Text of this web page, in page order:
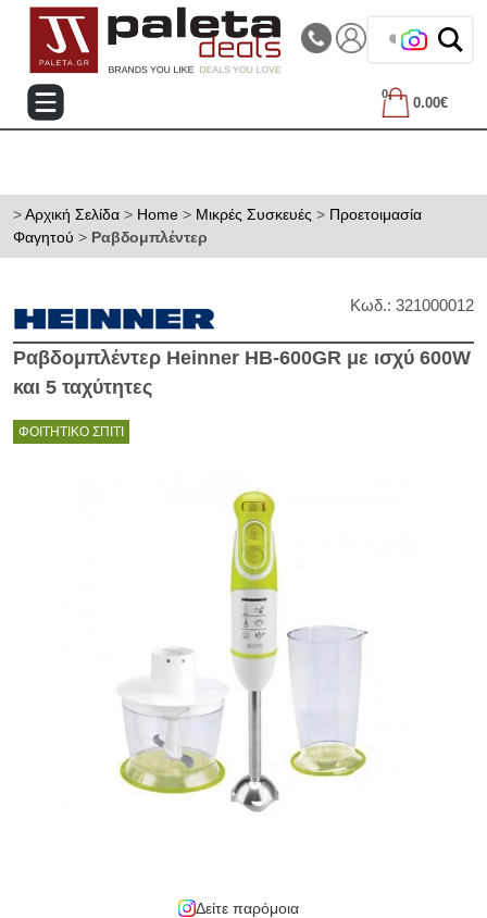
Τηλεφωνικές Παραγγελίες: 2105714144 |||
❤️ Βρες τα
0
0.00€
>Αρχική Σελίδα > Home > Μικρές Συσκευές > Προετοιμασία
Φαγητού > Ραβδομπλέντερ
Κωδ.: 321000012
Ραβδομπλέντερ Heinner HB-600GR με ισχύ 600W
και 5 ταχύτητες
ΦΟΙΤΗΤΙΚΟ ΣΠΙΤΙ
Δείτε παρόμοια